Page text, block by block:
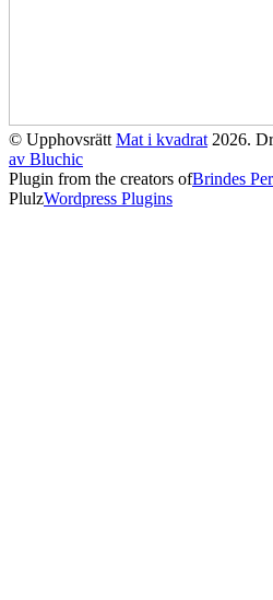
© Upphovsrätt Mat i kvadrat 2026.
av Bluchic
Plugin from the creators ofBrindes
PlulzWordpress Plugins